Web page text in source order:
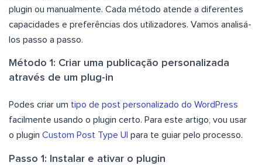
plugin ou manualmente. Cada método atende a diferentes
capacidades e preferências dos utilizadores. Vamos analisá-
los passo a passo.
Método 1: Criar uma publicação personalizada
através de um plug-in
Podes criar um tipo de post personalizado do WordPress
facilmente usando o plugin certo. Para este artigo, vou usar
o plugin Custom Post Type UI para te guiar pelo processo.
Passo 1: Instalar e ativar o plugin